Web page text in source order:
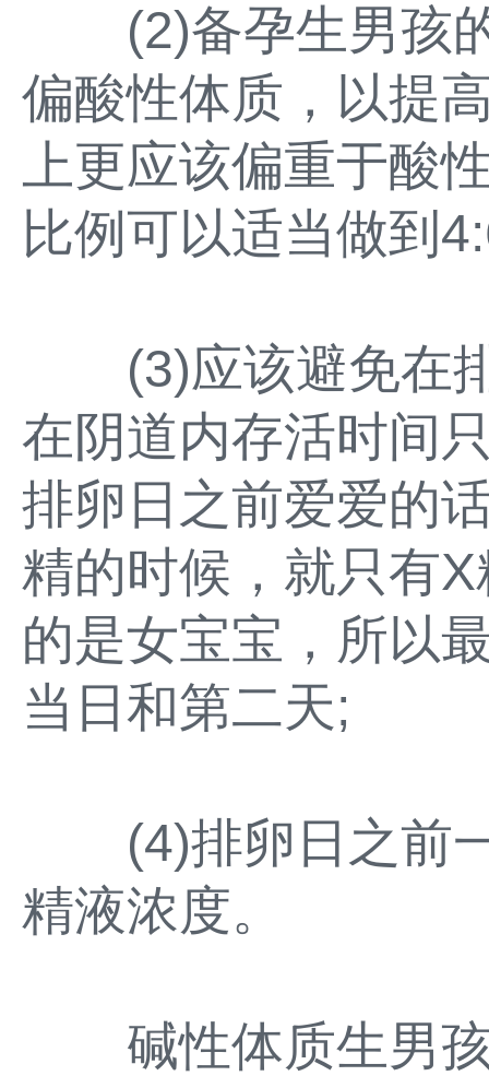
(2)备孕生男孩的
偏酸性体质，以提
上更应该偏重于酸
比例可以适当做到
(3)应该避免在排
在阴道内存活时间
排卵日之前爱爱的
精的时候，就只有
的是女宝宝，所以
当日和第二天;
(4)排卵日之前一
精液浓度。
碱性体质生男